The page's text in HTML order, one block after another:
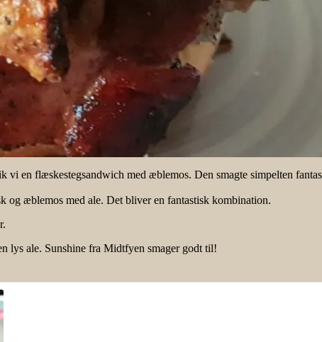
vi en flæskestegsandwich med æblemos. Den smagte simpelten
æblemos med ale. Det bliver en fantastisk kombination.
lys ale. Sunshine fra Midtfyen smager godt til!